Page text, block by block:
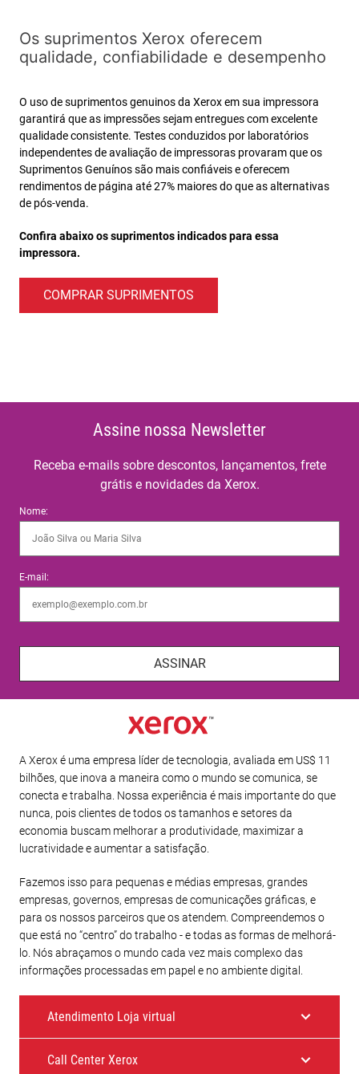
Os suprimentos Xerox oferecem
qualidade, confiabilidade e desempenho
O uso de suprimentos genuinos da Xerox em sua impressora
garantirá que as impressões sejam entregues com excelente
qualidade consistente. Testes conduzidos por laboratórios
independentes de avaliação de impressoras provaram que os
Suprimentos Genuínos são mais confiáveis e oferecem
rendimentos de página até 27% maiores do que as alternativas
de pós-venda.
Confira abaixo os suprimentos indicados para essa
impressora.
COMPRAR SUPRIMENTOS
Assine nossa Newsletter
Receba e-mails sobre descontos, lançamentos, frete
grátis e novidades da Xerox.
Nome:
E-mail:
ASSINAR
A Xerox é uma empresa líder de tecnologia, avaliada em US$ 11
bilhões, que inova a maneira como o mundo se comunica, se
conecta e trabalha. Nossa experiência é mais importante do que
nunca, pois clientes de todos os tamanhos e setores da
economia buscam melhorar a produtividade, maximizar a
lucratividade e aumentar a satisfação.
Fazemos isso para pequenas e médias empresas, grandes
empresas, governos, empresas de comunicações gráficas, e
para os nossos parceiros que os atendem. Compreendemos o
que está no “centro” do trabalho - e todas as formas de melhorá-
lo. Nós abraçamos o mundo cada vez mais complexo das
informações processadas em papel e no ambiente digital.
Atendimento Loja virtual
E-mail: sac.xerox@channelxpansion.com.br
Call Center Xerox